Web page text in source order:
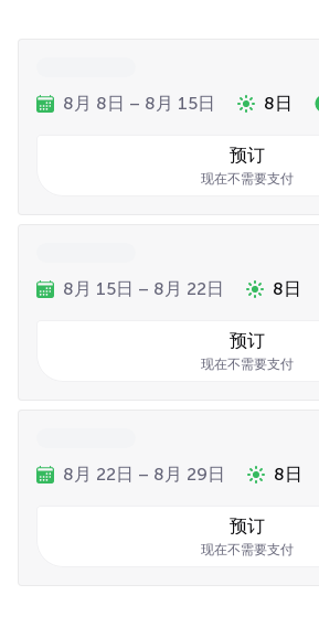
8月 8日 – 8月 15日 8日
预订
现在不需要支付
8月 15日 – 8月 22日 8日
预订
现在不需要支付
8月 22日 – 8月 29日 8日
预订
现在不需要支付